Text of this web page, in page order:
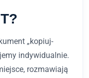
„kopiuj-
indywidualnie.
rozmawiają